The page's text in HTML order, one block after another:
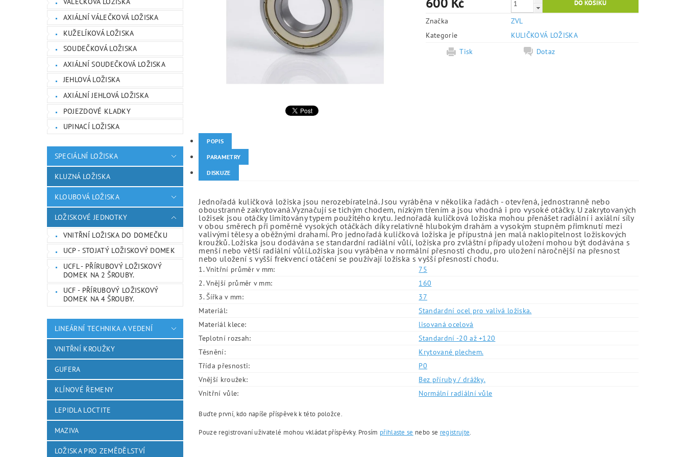
AXIÁLNÍ VÁLEČKOVÁ LOŽISKA
KUŽELÍKOVÁ LOŽISKA
SOUDEČKOVÁ LOŽISKA
AXIÁLNÍ SOUDEČKOVÁ LOŽISKA
JEHLOVÁ LOŽISKA
AXIÁLNÍ JEHLOVÁ LOŽISKA
POJEZDOVÉ KLADKY
UPINACÍ LOŽISKA
SPECIÁLNÍ LOŽISKA
KLUZNÁ LOŽISKA
KLOUBOVÁ LOŽISKA
LOŽISKOVÉ JEDNOTKY
VNITŘNÍ LOŽISKA DO DOMEČKU
UCP - STOJATÝ LOŽISKOVÝ DOMEK
UCFL - PŘÍRUBOVÝ LOŽISKOVÝ
DOMEK NA 2 ŠROUBY.
UCF - PŘÍRUBOVÝ LOŽISKOVÝ
DOMEK NA 4 ŠROUBY.
LINEÁRNÍ TECHNIKA A VEDENÍ
VNITŘNÍ KROUŽKY
GUFERA
KLÍNOVÉ ŘEMENY
LEPIDLA LOCTITE
MAZIVA
LOŽISKA PRO ZEMĚDĚLSTVÍ
Značka
ZVL
Kategorie
KULIČKOVÁ LOŽISKA
Tisk
Dotaz
POPIS
PARAMETRY
DISKUZE
Jednořadá kuličková ložiska jsou nerozebíratelná. Jsou vyráběna v několika řadách - otevřená, jednostranně nebo
oboustranně zakrytovaná.Vyznačují se tichým chodem, nízkým třením a jsou vhodná i pro vysoké otáčky. U zakrytovaných
ložisek jsou otáčky limitovány typem použitého krytu. Jednořadá kuličková ložiska mohou přenášet radiální i axiální síly
v obou směrech při poměrně vysokých otáčkách díky relativně hlubokým drahám a vysokým stupněm přimknutí mezi
valivými tělesy a oběžnými drahami. Pro jednořadá kuličková ložiska je přípustná jen malá naklopitelnost ložiskových
kroužků. Ložiska jsou dodávána se standardní radiální vůlí, ložiska pro zvláštní případy uložení mohou být dodávána s
menší nebo větší radiální vůlí.Ložiska jsou vyráběna v normální přesnosti chodu, pro uložení náročnější na přesnost
nebo uložení s vyšší frekvencí otáčení se používají ložiska s vyšší přesností chodu.
1. Vnitřní průměr v mm:
75
2. Vnější průměr v mm:
160
3. Šířka v mm:
37
Materiál:
Standardní ocel pro valivá ložiska.
Materiál klece:
lisovaná ocelová
Teplotní rozsah:
Standardní -20 až +120
Těsnění:
Krytované plechem.
Třída přesnosti:
P0
Vnější kroužek:
Bez příruby / drážky.
Vnitřní vůle:
Normální radiální vůle
Buďte první, kdo napíše příspěvek k této položce.
Pouze registrovaní uživatelé mohou vkládat příspěvky. Prosím přihlaste se nebo se registrujte.